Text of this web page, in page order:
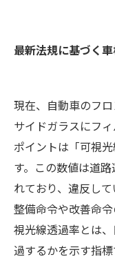
最新法規に基づく
現在、自動車のフ
サイドガラスにフ
ポイントは「可視
す。この数値は道
れており、違反し
整備命令や改善命
視光線透過率とは
過するかを示す指